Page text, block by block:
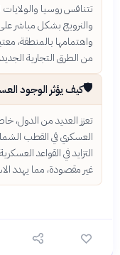
تتنافس روسيا والولايات
والنرويج بشكل مباشر
واهتمامها بالمنطقة،
من الطرق التجارية
🛡️كيف يؤثر الوجود
تعزز العديد من الدول،
العسكري في القطب
التزايد في القواعد
غير مقصودة، مما يهدد